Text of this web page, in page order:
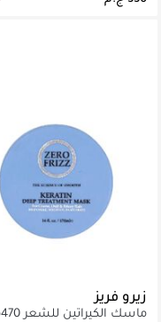
زيرو فريز
ماسك الكيراتين للشعر 470مل